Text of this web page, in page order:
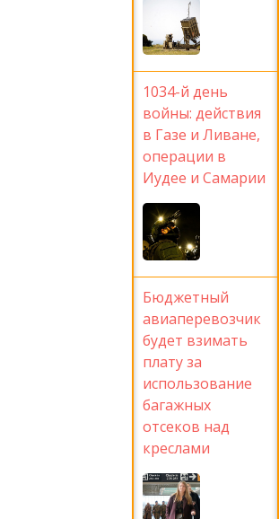
1034-й день
войны: действия
в Газе и Ливане,
операции в
Иудее и Самарии
Бюджетный
авиаперевозчик
будет взимать
плату за
использование
багажных
отсеков над
креслами